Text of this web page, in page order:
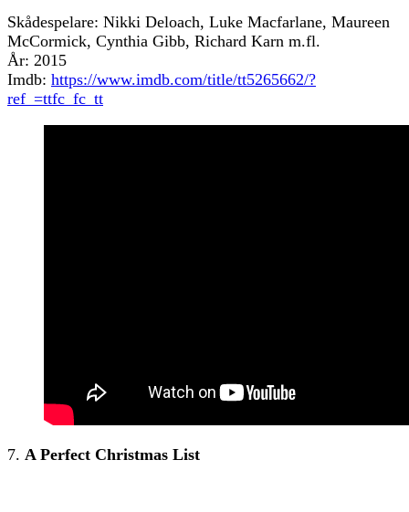
Skådespelare: Nikki Deloach, Luke Macfarlane, Maureen
McCormick, Cynthia Gibb, Richard Karn m.fl.
År: 2015
Imdb: https://www.imdb.com/title/tt5265662/?
ref_=ttfc_fc_tt
7. A Perfect Christmas List